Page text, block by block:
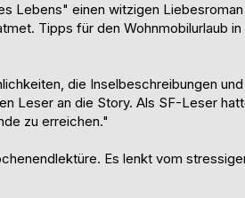
Lebens" einen witzigen Liebesroman
Tipps für den Wohnmobilurlaub in
die Inselbeschreibungen
Leser an die Story. Als SF-Leser
zu erreichen."
Es lenkt vom